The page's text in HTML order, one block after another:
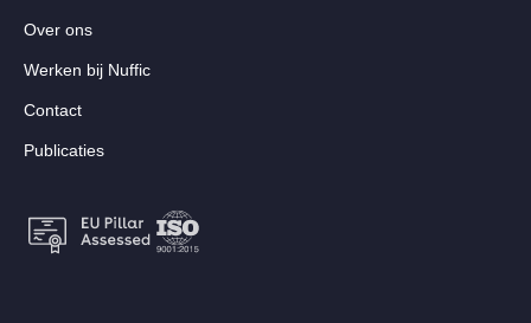
Over ons
Werken bij Nuffic
Contact
Publicaties